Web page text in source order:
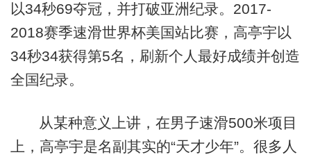
以34秒69夺冠，并打破亚洲纪录。2017-
2018赛季速滑世界杯美国站比赛，高亭宇以
34秒34获得第5名，刷新个人最好成绩并创造
全国纪录。
从某种意义上讲，在男子速滑500米项目
上，高亭宇是名副其实的“天才少年”。很多人